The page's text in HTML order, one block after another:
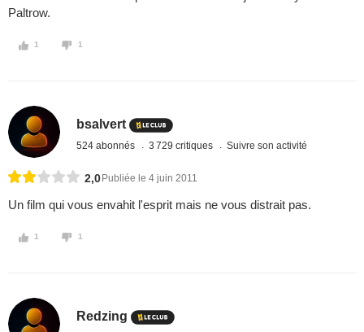
Paltrow.
1 1
bsalvert
524 abonnés 3 729 critiques Suivre son activité
2,0 Publiée le 4 juin 2011
Un film qui vous envahit l'esprit mais ne vous distrait pas.
1 1
Redzing